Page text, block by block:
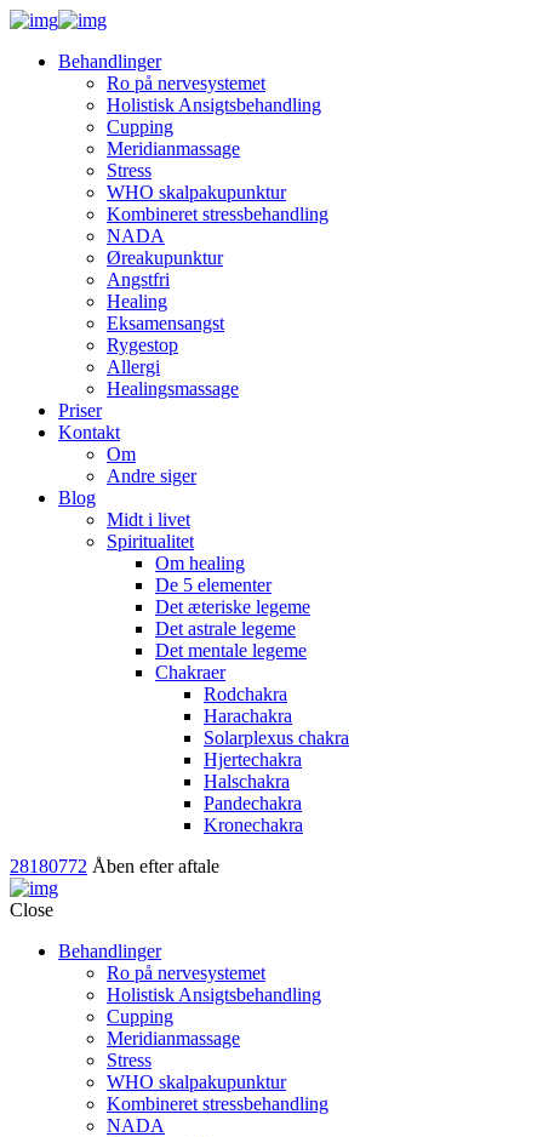
Behandlinger
Ro på nervesystemet
Holistisk Ansigtsbehandling
Cupping
Meridianmassage
Stress
WHO skalpakupunktur
Kombineret stressbehandling
NADA
Øreakupunktur
Angstfri
Healing
Eksamensangst
Rygestop
Allergi
Healingsmassage
Priser
Kontakt
Om
Andre siger
Blog
Midt i livet
Spiritualitet
Om healing
De 5 elementer
Det æteriske legeme
Det astrale legeme
Det mentale legeme
Chakraer
Rodchakra
Harachakra
Solarplexus chakra
Hjertechakra
Halschakra
Pandechakra
Kronechakra
28180772 Åben efter aftale
Close
Behandlinger
Ro på nervesystemet
Holistisk Ansigtsbehandling
Cupping
Meridianmassage
Stress
WHO skalpakupunktur
Kombineret stressbehandling
NADA